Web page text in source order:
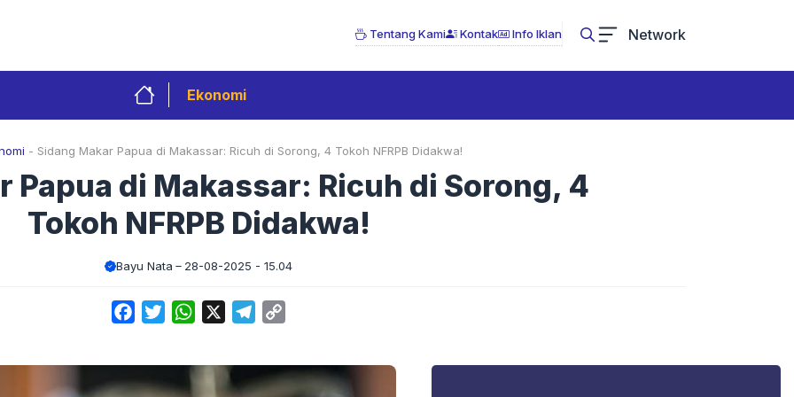
Tentang Kami Kontak Info Iklan Network
Ekonomi
- Sidang Makar Papua di Makassar: Ricuh di Sorong, 4 Tokoh NFRPB Didakwa!
Papua di Makassar: Ricuh di Sorong, 4
Tokoh NFRPB Didakwa!
Bayu Nata 28-08-2025 - 15.04
FacebookTwitterWhatsApp Telegram